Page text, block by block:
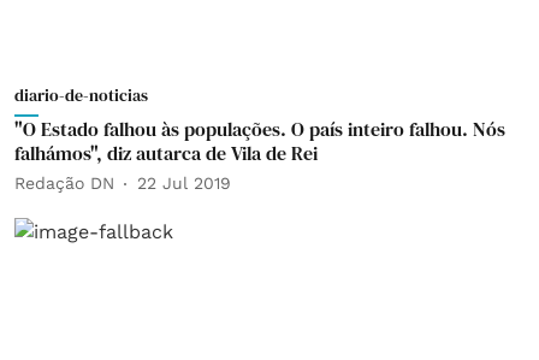
diario-de-noticias
"O Estado falhou às populações. O país inteiro falhou. Nós
falhámos", diz autarca de Vila de Rei
Redação DN 22 Jul 2019